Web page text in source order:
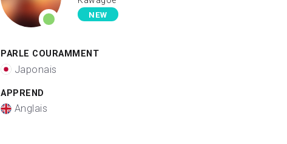
NEW
PARLE COURAMMENT
Japonais
APPREND
Anglais